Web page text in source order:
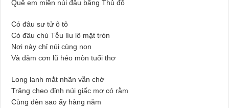
Quê em miền núi đâu bằng Thủ đô
Có đâu sư tử ô tô
Có đâu chú Tễu líu lô mặt tròn
Nơi này chỉ núi cùng non
Và dăm cơn lũ héo mòn tuổi thơ
Long lanh mắt nhãn vẫn chờ
Trăng cheo đỉnh núi giấc mơ có rằm
Cùng đèn sao ấy hàng năm